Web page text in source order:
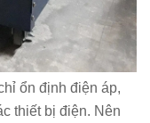
ổn định điện áp,
thiết bị điện. Nên